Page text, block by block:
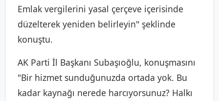
Emlak vergilerini yasal çerçeve içerisinde
düzelterek yeniden belirleyin" şeklinde
konuştu.
AK Parti İl Başkanı Subaşıoğlu, konuşmasını
"Bir hizmet sunduğunuzda ortada yok. Bu
kadar kaynağı nerede harcıyorsunuz? Halkı